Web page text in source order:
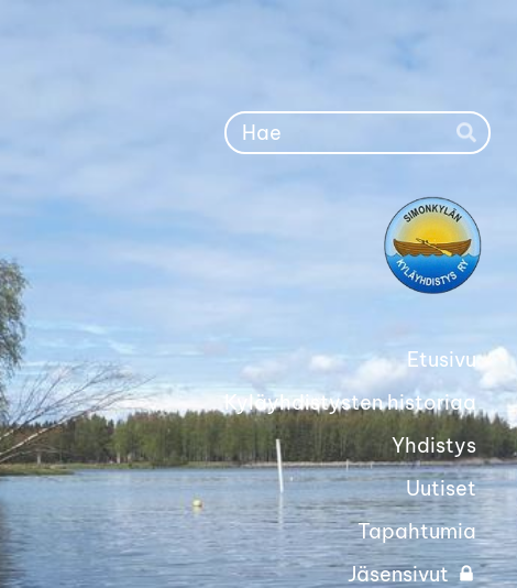
Hae
Etusivu
Kyläyhdistysten historiaa
Yhdistys
Uutiset
Tapahtumia
Jäsensivut